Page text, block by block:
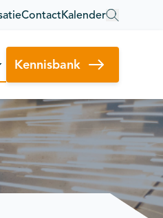
ContactKalender
Kennisbank